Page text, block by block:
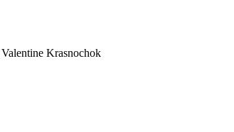
Valentine Krasnochok